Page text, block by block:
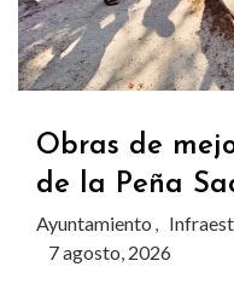
Obras de
de la Peña
Ayuntamiento ,
7 agosto, 2026